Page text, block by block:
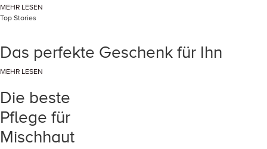
MEHR LESEN
Top Stories
Das perfekte Geschenk für Ihn
MEHR LESEN
Die beste
Pflege für
Mischhaut